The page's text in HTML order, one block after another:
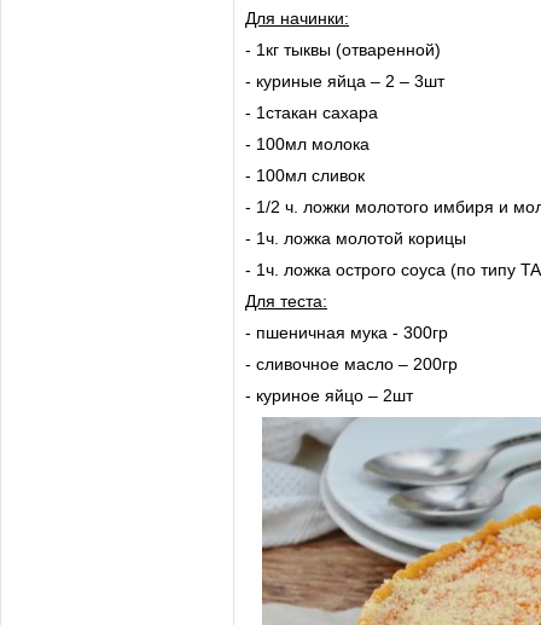
Для начинки:
- 1кг тыквы (отваренной)
- куриные яйца – 2 – 3шт
- 1стакан сахара
- 100мл молока
- 100мл сливок
- 1/2 ч. ложки молотого имбиря и
- 1ч. ложка молотой корицы
- 1ч. ложка острого соуса (по типу
Для теста:
- пшеничная мука - 300гр
- сливочное масло – 200гр
- куриное яйцо – 2шт